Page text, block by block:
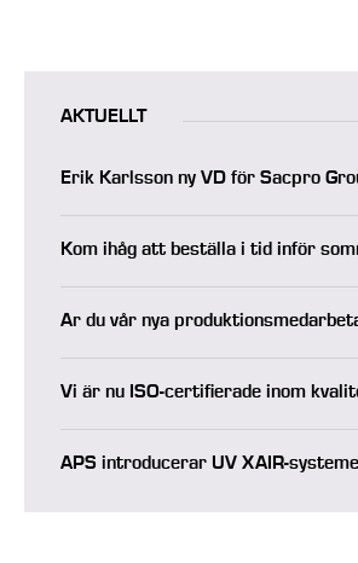
AKTUELLT
Erik Karlsson ny VD för Sacpro
Kom ihåg att beställa i tid inför
Är du vår nya
Vi är nu ISO-certifierade inom
APS introducerar UV XAIR-